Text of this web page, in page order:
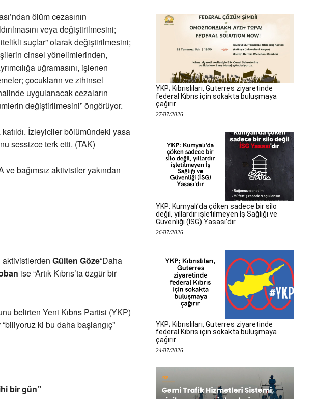
ölüm cezasının
veya değiştirilmesini;
suçlar” olarak değiştirilmesini;
cinsel yönelimlerinden,
uğramasını, işlenen
çocukların ve zihinsel
uygulanacak cezaların
değiştirilmesini” öngörüyor.
İzleyiciler bölümündeki yasa
sessizce terk etti. (TAK)
ve bağımsız aktivistler yakından
aktivistlerden Gülten Göze“Daha
ise “Artık Kıbrıs’ta özgür bir
belirten Yeni Kıbrıs Partisi (YKP)
“biliyoruz ki bu daha başlangıç”
bir gün”
YKP; Kıbrıslıları, Guterres ziyaretinde
federal Kıbrıs için sokakta buluşmaya
çağırır
27/07/2026
YKP: Kumyalı’da çöken sadece bir silo
değil, yıllardır işletilmeyen İş Sağlığı ve
Güvenliği (İSG) Yasası’dır
26/07/2026
YKP; Kıbrıslıları, Guterres ziyaretinde
federal Kıbrıs için sokakta buluşmaya
çağırır
24/07/2026